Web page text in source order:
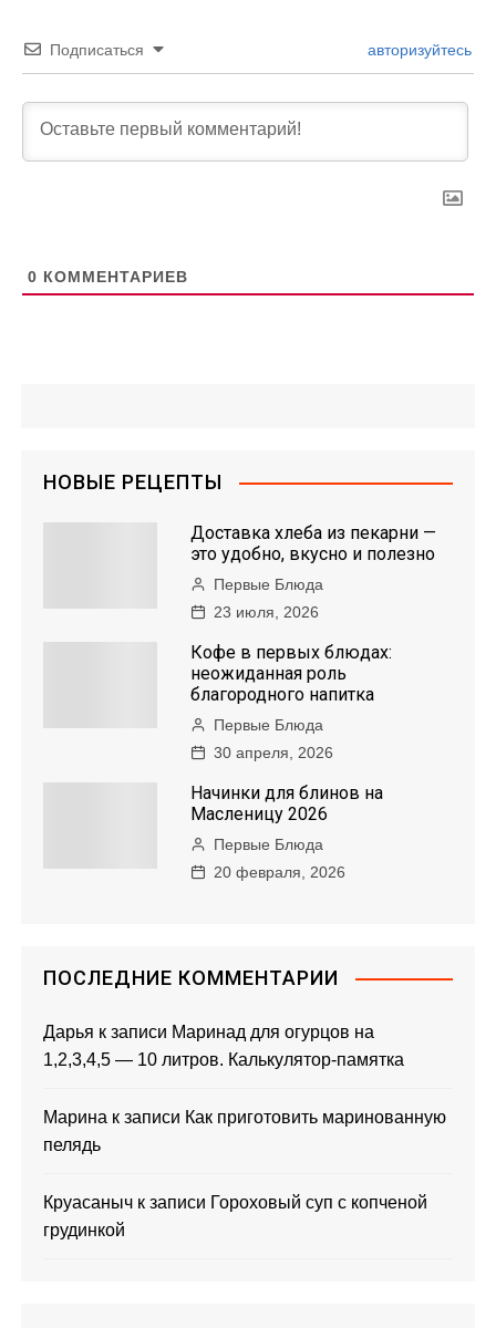
Подписаться авторизуйтесь
0 КОММЕНТАРИЕВ
НОВЫЕ РЕЦЕПТЫ
Доставка хлеба из пекарни —
это удобно, вкусно и полезно
Первые Блюда
23 июля, 2026
Кофе в первых блюдах:
неожиданная роль
благородного напитка
Первые Блюда
30 апреля, 2026
Начинки для блинов на
Масленицу 2026
Первые Блюда
20 февраля, 2026
ПОСЛЕДНИЕ КОММЕНТАРИИ
Дарья к записи Маринад для огурцов на
1,2,3,4,5 — 10 литров. Калькулятор-памятка
Марина к записи Как приготовить маринованную
пелядь
Круасаныч к записи Гороховый суп с копченой
грудинкой